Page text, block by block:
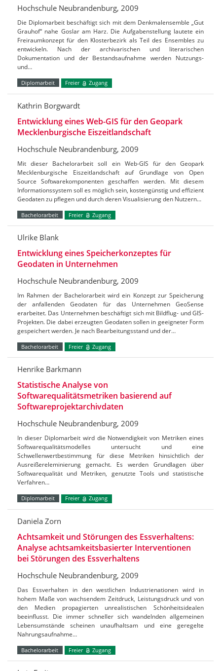
Hochschule Neubrandenburg, 2009
Die Diplomarbeit beschäftigt sich mit dem Denkmalensemble „Gut
Grauhof“ nahe Goslar am Harz. Die Aufgabenstellung lautete ein
Freiraumkonzept für den Klosterbezirk als Teil des Ensembles zu
entwickeln. Nach der archivarischen und literarischen
Dokumentation und der Bestandsaufnahme werden Nutzungs-
und…
Diplomarbeit Freier Zugang
Kathrin Borgwardt
Entwicklung eines Web-GIS für den Geopark
Mecklenburgische Eiszeitlandschaft
Hochschule Neubrandenburg, 2009
Mit dieser Bachelorarbeit soll ein Web-GIS für den Geopark
Mecklenburgische Eiszeitlandschaft auf Grundlage von Open
Source Softwarekomponenten geschaffen werden. Mit diesem
Informationssystem soll es möglich sein, kostengünstig und effizient
Geodaten zu pflegen und durch deren Visualisierung den Nutzern…
Bachelorarbeit Freier Zugang
Ulrike Blank
Entwicklung eines Speicherkonzeptes für
Geodaten in Unternehmen
Hochschule Neubrandenburg, 2009
Im Rahmen der Bachelorarbeit wird ein Konzept zur Speicherung
der anfallenden Geodaten für das Unternehmen GeoSense
erarbeitet. Das Unternehmen beschäftigt sich mit Bildflug- und GIS-
Projekten. Die dabei erzeugten Geodaten sollen in geeigneter Form
gespeichert werden. Je nach Bearbeitungsstand und der…
Bachelorarbeit Freier Zugang
Henrike Barkmann
Statistische Analyse von
Softwarequalitätsmetriken basierend auf
Softwareprojektarchivdaten
Hochschule Neubrandenburg, 2009
In dieser Diplomarbeit wird die Notwendigkeit von Metriken eines
Softwarequalitätsmodelles untersucht und eine
Schwellenwertbestimmung für diese Metriken hinsichtlich der
Ausreißereleminierung gemacht. Es werden Grundlagen über
Softwarequalität und Metriken, genutzte Tools und statistische
Verfahren…
Diplomarbeit Freier Zugang
Daniela Zorn
Achtsamkeit und Störungen des Essverhaltens:
Analyse achtsamkeitsbasierter Interventionen
bei Störungen des Essverhaltens
Hochschule Neubrandenburg, 2009
Das Essverhalten in den westlichen Industrienationen wird in
hohem Maße von wachsendem Zeitdruck, Leistungsdruck und von
den Medien propagierten unrealistischen Schönheitsidealen
beeinflusst. Die immer schneller sich wandelnden allgemeinen
Lebensumstände scheinen unaufhaltsam und eine geregelte
Nahrungsaufnahme…
Bachelorarbeit Freier Zugang